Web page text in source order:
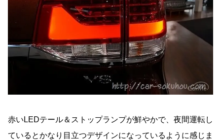
赤いLEDテール＆ストップランプが鮮やかで、夜間運転し
ているとかなり目立つデザインになっているように感じま